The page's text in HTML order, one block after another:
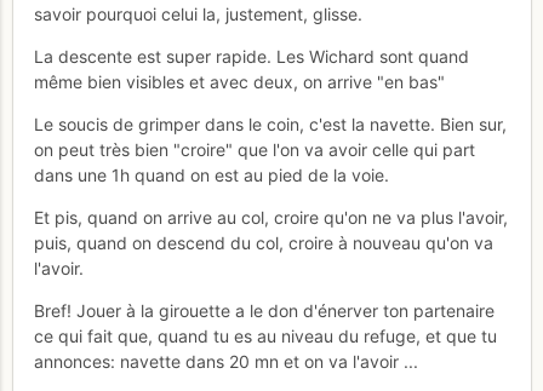
savoir pourquoi celui la, justement, glisse.
La descente est super rapide. Les Wichard sont quand
même bien visibles et avec deux, on arrive "en bas"
Le soucis de grimper dans le coin, c'est la navette. Bien sur,
on peut très bien "croire" que l'on va avoir celle qui part
dans une 1h quand on est au pied de la voie.
Et pis, quand on arrive au col, croire qu'on ne va plus l'avoir,
puis, quand on descend du col, croire à nouveau qu'on va
l'avoir.
Bref! Jouer à la girouette a le don d'énerver ton partenaire
ce qui fait que, quand tu es au niveau du refuge, et que tu
annonces: navette dans 20 mn et on va l'avoir ...